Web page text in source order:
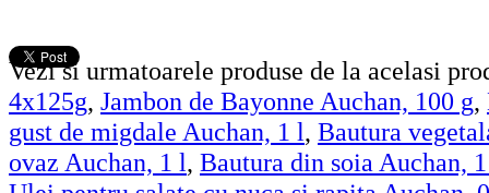
Vezi si urmatoarele produse de la acelasi
4x125g, Jambon de Bayonne Auchan, 100 g,
gust de migdale Auchan, 1 l, Bautura
ovaz Auchan, 1 l, Bautura din soia Auchan,